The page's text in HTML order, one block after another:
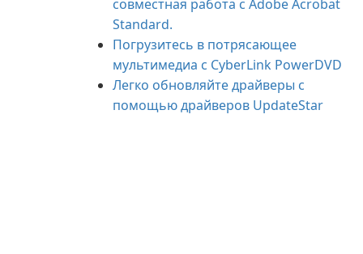
совместная работа с Adobe Acrobat
Standard.
Погрузитесь в потрясающее
мультимедиа с CyberLink PowerDVD
Легко обновляйте драйверы с
помощью драйверов UpdateStar